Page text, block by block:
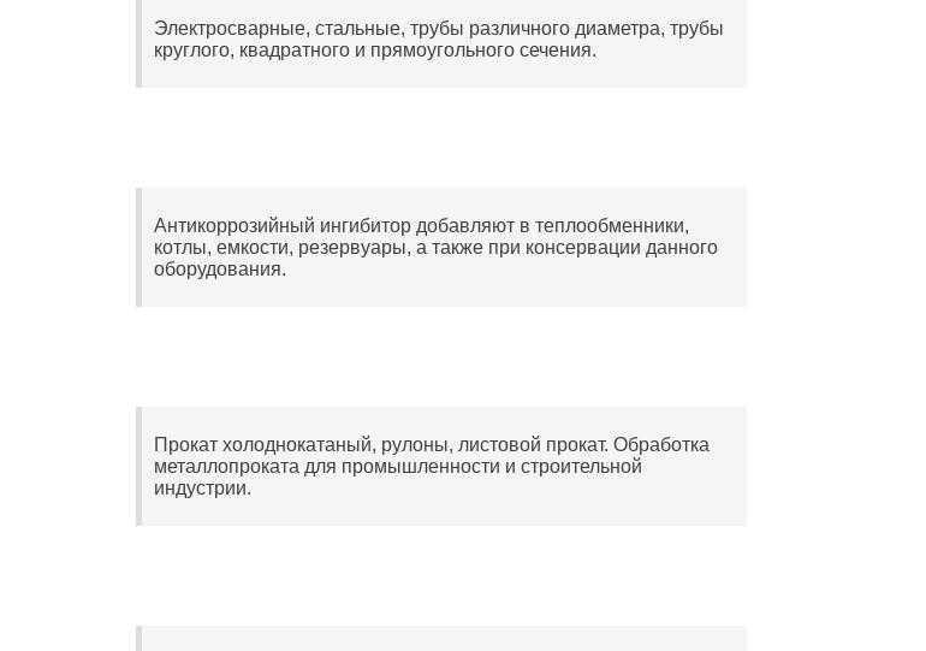
Электросварные, стальные, трубы различного диаметра, трубы
круглого, квадратного и прямоугольного сечения.
Антикоррозийный ингибитор добавляют в теплообменники,
котлы, емкости, резервуары, а также при консервации данного
оборудования.
Прокат холоднокатаный, рулоны, листовой прокат. Обработка
металлопроката для промышленности и строительной
индустрии.